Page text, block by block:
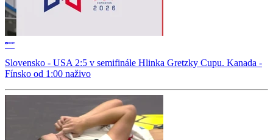
Slovensko - USA 2:5 v semifinále Hlinka Gretzky Cupu. Kanada -
Fínsko od 1:00 naživo